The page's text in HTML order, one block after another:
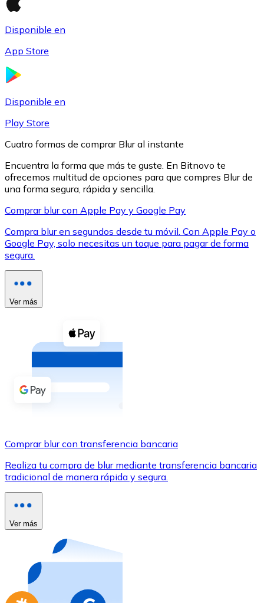
XRP
XRP
Ver todo
Compra criptomonedas con efectivo en tu tienda más
Comprar con efectivo
Transferencia SEPA
Utiliza tarjetas Visa y Mastercard para comprar
Comprar con tarjeta
Compra tarjetas regalo de tus marcas favoritas con
Ir a la tienda de tarjetas regalo
Disponible en
App Store
Disponible en
Play Store
Cuatro formas de comprar Blur al instante
Encuentra la forma que más te guste. En Bitnovo te
ofrecemos multitud de opciones para que compres Blur de
una forma segura, rápida y sencilla.
Comprar blur con Apple Pay y Google Pay
Compra blur en segundos desde tu móvil. Con Apple Pay o
Google Pay, solo necesitas un toque para pagar de forma
segura.
Ver más
Comprar blur con transferencia bancaria
Realiza tu compra de blur mediante transferencia bancaria
tradicional de manera rápida y segura.
Ver más